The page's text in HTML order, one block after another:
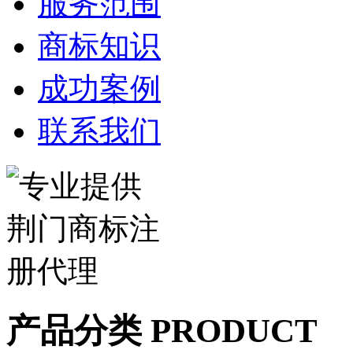
商标知识
成功案例
联系我们
产品分类 PRODUCT